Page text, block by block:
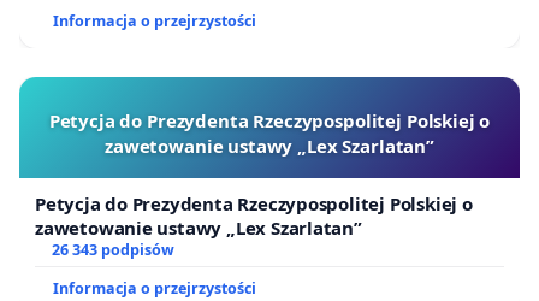
Informacja o przejrzystości
Petycja do Prezydenta Rzeczypospolitej Polskiej o
zawetowanie ustawy „Lex Szarlatan”
Petycja do Prezydenta Rzeczypospolitej Polskiej o
zawetowanie ustawy „Lex Szarlatan”
26 343 podpisów
Informacja o przejrzystości